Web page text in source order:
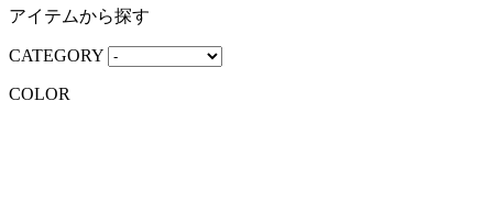
アイテムから探す
CATEGORY
COLOR